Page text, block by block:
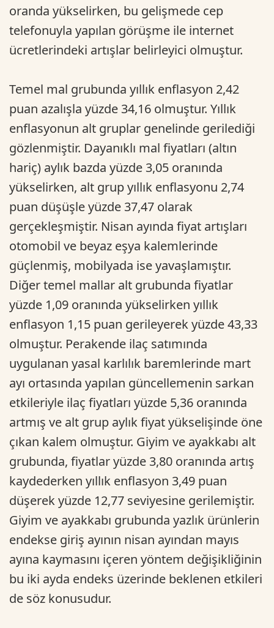
oranda yükselirken, bu gelişmede cep
telefonuyla yapılan görüşme ile internet
ücretlerindeki artışlar belirleyici olmuştur.
Temel mal grubunda yıllık enflasyon 2,42
puan azalışla yüzde 34,16 olmuştur. Yıllık
enflasyonun alt gruplar genelinde gerilediği
gözlenmiştir. Dayanıklı mal fiyatları (altın
hariç) aylık bazda yüzde 3,05 oranında
yükselirken, alt grup yıllık enflasyonu 2,74
puan düşüşle yüzde 37,47 olarak
gerçekleşmiştir. Nisan ayında fiyat artışları
otomobil ve beyaz eşya kalemlerinde
güçlenmiş, mobilyada ise yavaşlamıştır.
Diğer temel mallar alt grubunda fiyatlar
yüzde 1,09 oranında yükselirken yıllık
enflasyon 1,15 puan gerileyerek yüzde 43,33
olmuştur. Perakende ilaç satımında
uygulanan yasal karlılık baremlerinde mart
ayı ortasında yapılan güncellemenin sarkan
etkileriyle ilaç fiyatları yüzde 5,36 oranında
artmış ve alt grup aylık fiyat yükselişinde öne
çıkan kalem olmuştur. Giyim ve ayakkabı alt
grubunda, fiyatlar yüzde 3,80 oranında artış
kaydederken yıllık enflasyon 3,49 puan
düşerek yüzde 12,77 seviyesine gerilemiştir.
Giyim ve ayakkabı grubunda yazlık ürünlerin
endekse giriş ayının nisan ayından mayıs
ayına kaymasını içeren yöntem değişikliğinin
bu iki ayda endeks üzerinde beklenen etkileri
de söz konusudur.